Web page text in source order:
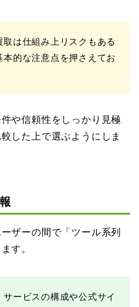
は仕組み上リスクもある
本的な注意点を押さえてお
や信頼性をしっかり見極
した上で選ぶようにしま
ザーの間で「ツール系列
す。
ービスの構成や公式サイ